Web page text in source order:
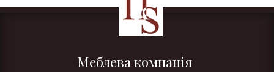
Меблева компанія